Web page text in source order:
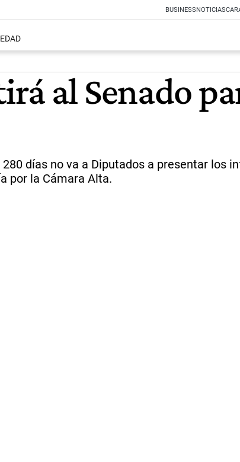
BUSINESSNOTICIAS
al Senado
días no va a Diputados a presentar los
por la Cámara Alta.